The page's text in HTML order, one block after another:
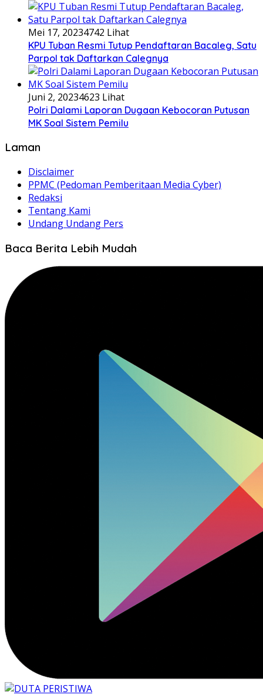
Mei 17, 20234742 Lihat
KPU Tuban Resmi Tutup Pendaftaran Bacaleg, Satu
Parpol tak Daftarkan Calegnya
Juni 2, 20234623 Lihat
Polri Dalami Laporan Dugaan Kebocoran Putusan
MK Soal Sistem Pemilu
Laman
Disclaimer
PPMC (Pedoman Pemberitaan Media Cyber)
Redaksi
Tentang Kami
Undang Undang Pers
Baca Berita Lebih Mudah